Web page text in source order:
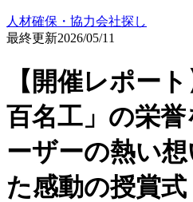
人材確保・協力会社探し
最終更新2026/05/11
【開催レポー
百名工」の栄
ーザーの熱い
た感動の授賞式